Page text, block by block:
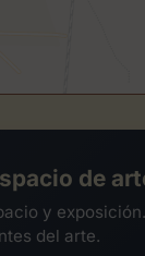
de
y
del arte.